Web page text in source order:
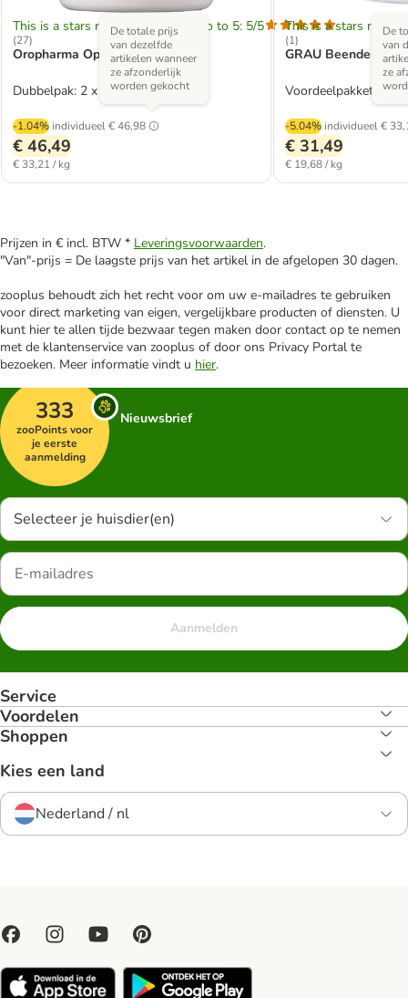
This is a stars rating area from zero to 5: 5/5
(27)
Oropharma Opti Joint
Dubbelpak: 2 x 700 g
-1.04% individueel€ 46,98
De totale prijs
van dezelfde
artikelen wanneer
ze afzonderlijk
worden gekocht
€ 46,49
€ 33,21 / kg
This is a stars rating
(1)
GRAU Beendermeel
Voordeelpakket: 4 x
-5.04% individueel €
De
van
ze
€ 31,49
€ 19,68 / kg
Prijzen in € incl. BTW * Leveringsvoorwaarden.
"Van"-prijs = De laagste prijs van het artikel in de afgelopen 30 dagen.
zooplus behoudt zich het recht voor om uw e-mailadres te gebruiken
voor direct marketing van eigen, vergelijkbare producten of diensten. U
kunt hier te allen tijde bezwaar tegen maken door contact op te nemen
met de klantenservice van zooplus of door ons Privacy Portal te
bezoeken. Meer informatie vindt u hier.
333
zooPoints voor
je eerste
aanmelding
Nieuwsbrief
Selecteer je huisdier(en)
Aanmelden
Service
Voordelen
Shoppen
Kies een land
Nederland / nl